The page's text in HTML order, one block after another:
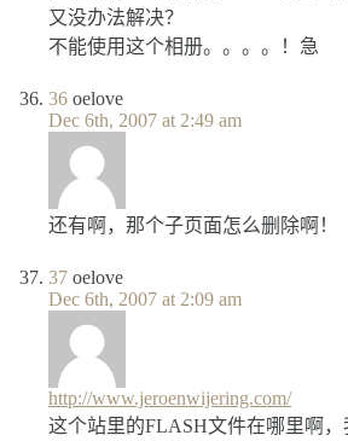
又没办法解决？
不能使用这个相册。。。。！急
36 oelove
Dec 6th, 2007 at 2:49 am
还有啊，那个子页面怎么删除啊！
37 oelove
Dec 6th, 2007 at 2:09 am
http://www.jeroenwijering.com/
这个站里的FLASH文件在哪里啊，